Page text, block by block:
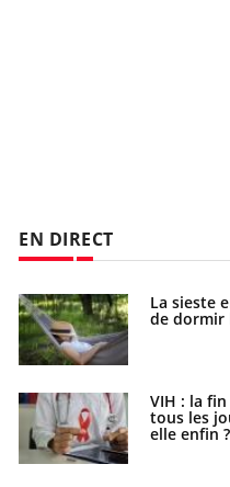
EN DIRECT
La sieste
de dormir
VIH : la
tous les
elle enfin ?